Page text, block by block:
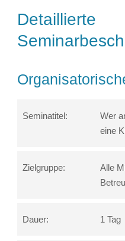
Detaillierte
Seminatitel:
Wer
eine
Zielgruppe:
Alle
Dauer: 1 Tag